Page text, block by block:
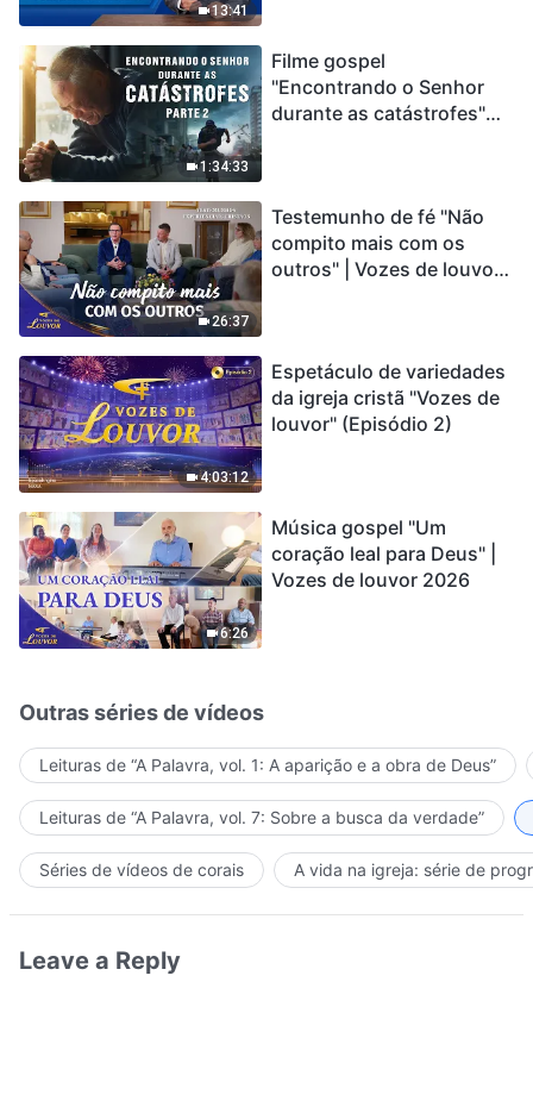
13:41
1:34:33
Filme gospel
"Encontrando o Senhor
durante as catástrofes"
catástrofes ccontecem, a
humanidade está
entrando em contagem
26:37
Testemunho de fé "Não
compito mais com os
outros" | Vozes de louvor
4:03:12
Espetáculo de variedades
da igreja cristã "Vozes de
louvor" (Episódio 2)
6:26
Música gospel "Um
coração leal para Deus" |
Vozes de louvor 2026
Outras séries de vídeos
Leituras de “A Palavra, vol. 1: A aparição e a obra de Deus”
Leituras de “A Palavra, vol. 7: Sobre a busca da verdade”
Séries de vídeos de corais A vida na igreja: série de
Leave a Reply